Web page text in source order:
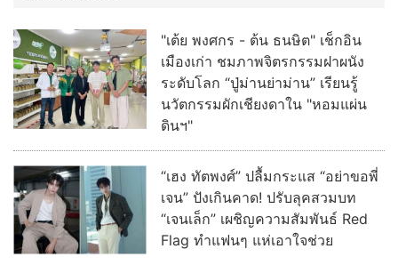
"เต้ย พงศกร - ต้น ธนษิต" เช็กอิน
เมืองเก่า ชมภาพจิตรกรรมฝาผนัง
ระดับโลก “ปู่ม่านย่าม่าน” เรียนรู้
นวัตกรรมผักเชียงดาใน "หอมแผ่น
ดินฯ"
“เฮง ทัตพงศ์” ปลื้มกระแส “อย่าขอพี่
เจน” ปังเกินคาด! ปรับลุคสวมบท
“เจนเล็ก” เผชิญความสัมพันธ์ Red
Flag ทำแฟนๆ แห่เอาใจช่วย